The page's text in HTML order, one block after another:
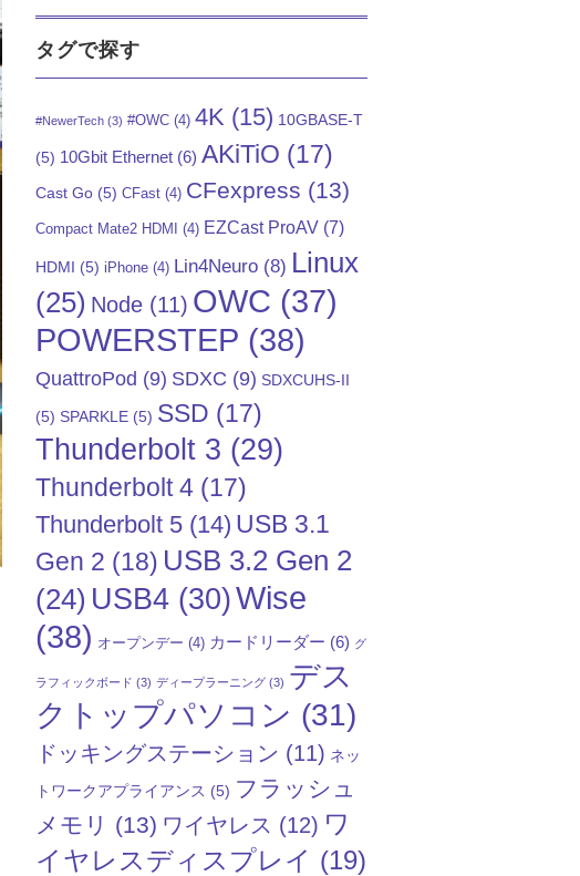
タグで探す
#NewerTech (3) #OWC (4) 4K (15) 10GBASE-T
(5) 10Gbit Ethernet (6) AKiTiO (17)
Cast Go (5) CFast (4) CFexpress (13)
Compact Mate2 HDMI (4) EZCast ProAV (7)
HDMI (5) iPhone (4) Lin4Neuro (8) Linux
(25) Node (11) OWC (37)
POWERSTEP (38)
QuattroPod (9) SDXC (9) SDXCUHS-II
(5) SPARKLE (5) SSD (17)
Thunderbolt 3 (29)
Thunderbolt 4 (17)
Thunderbolt 5 (14) USB 3.1
Gen 2 (18) USB 3.2 Gen 2
(24) USB4 (30)Wise
(38) オープンデー (4) カードリーダー (6) グ
ラフィックボード (3) ディープラーニング (3) デス
クトップパソコン (31)
ドッキングステーション (11) ネッ
トワークアプライアンス (5) フラッシュ
メモリ (13) ワイヤレス (12) ワ
イヤレスディスプレイ (19)